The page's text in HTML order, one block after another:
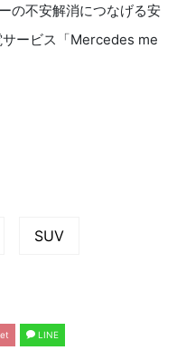
の不安解消につなげる安
ービス「Mercedes me
SUV
LINE